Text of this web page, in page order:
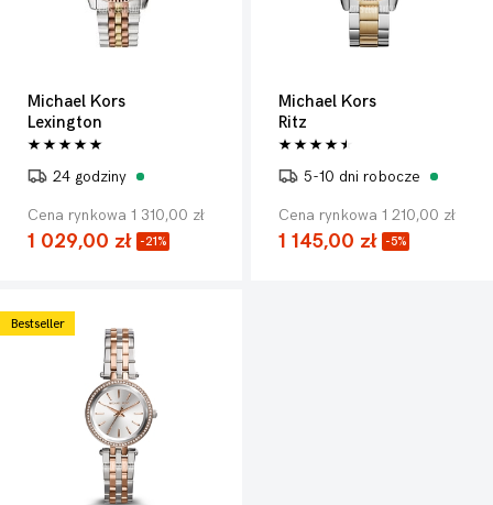
Michael Kors
Lexington
24 godziny
Cena rynkowa 1 310,00 zł
1 029,00 zł -21%
Michael Kors
Ritz
5-10 dni robocze
Cena rynkowa 1 210,00 zł
1 145,00 zł -5%
Bestseller